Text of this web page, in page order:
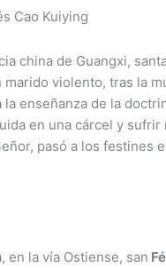
china de Guangxi,
marido violento, tras la
enseñanza de la
en una cárcel y sufrir
pasó a los festines
en la vía Ostiense, san